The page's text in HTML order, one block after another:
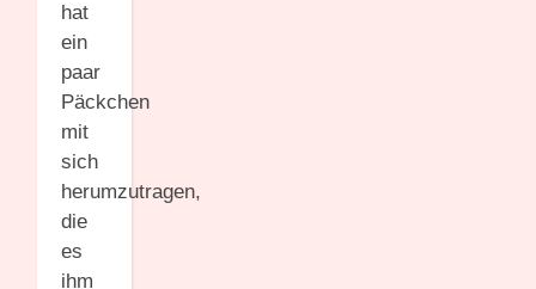
hat
ein
paar
Päckchen
mit
sich
herumzutragen,
die
es
ihm